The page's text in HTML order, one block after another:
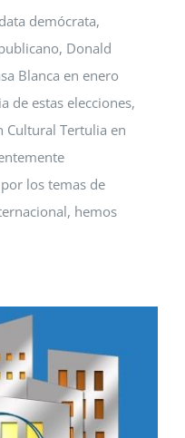
demócrata,
Donald
Blanca en enero
de estas elecciones,
Cultural Tertulia en
los temas de
hemos